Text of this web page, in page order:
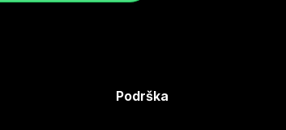
Podrška